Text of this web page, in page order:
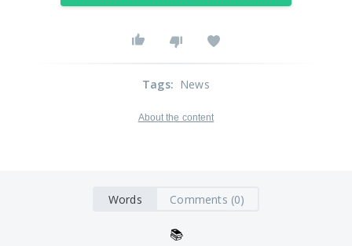
Tags: News
About the content
Words Comments (0)
📚